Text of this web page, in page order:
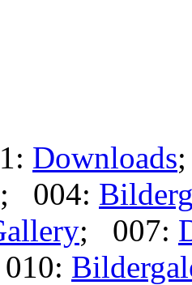
Downloads
; 004:
; 007: